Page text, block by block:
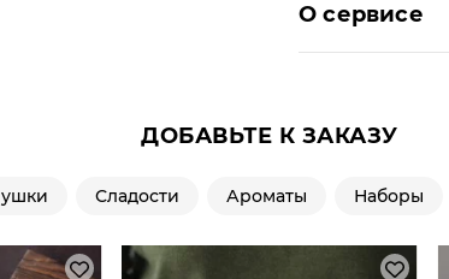
О сервисе
ДОБАВЬТЕ К ЗАКАЗУ
Сладости Ароматы Наборы